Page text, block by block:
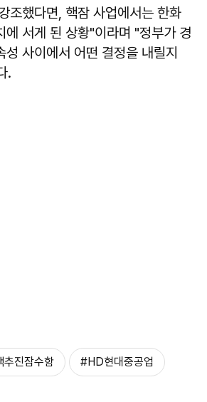
조했다면, 핵잠 사업에서는 한화
에 서게 된 상황"이라며 "정부가 경
성 사이에서 어떤 결정을 내릴지
.
추진잠수함 #HD현대중공업